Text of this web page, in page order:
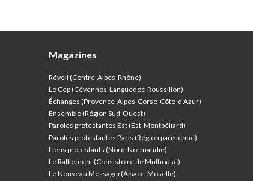
Magazines
Réveil (Centre-Alpes-Rhône)
Le Cep (Cévennes-Languedoc-Roussillon)
Échanges (Provence-Alpes-Corse-Côte-d’Azur)
Ensemble (Région Sud-Ouest)
Paroles protestantes Est (Est-Montbéliard)
Paroles protestantes Paris (Région parisienne)
Liens protestants (Nord-Normandie)
Le Ralliement (Consistoire de Mulhouse)
Le Nouveau Messager(Alsace-Moselle)